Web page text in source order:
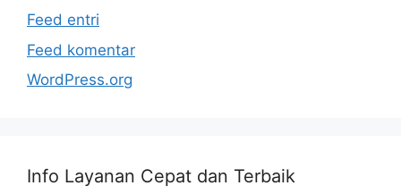
Feed entri
Feed komentar
WordPress.org
Info Layanan Cepat dan Terbaik